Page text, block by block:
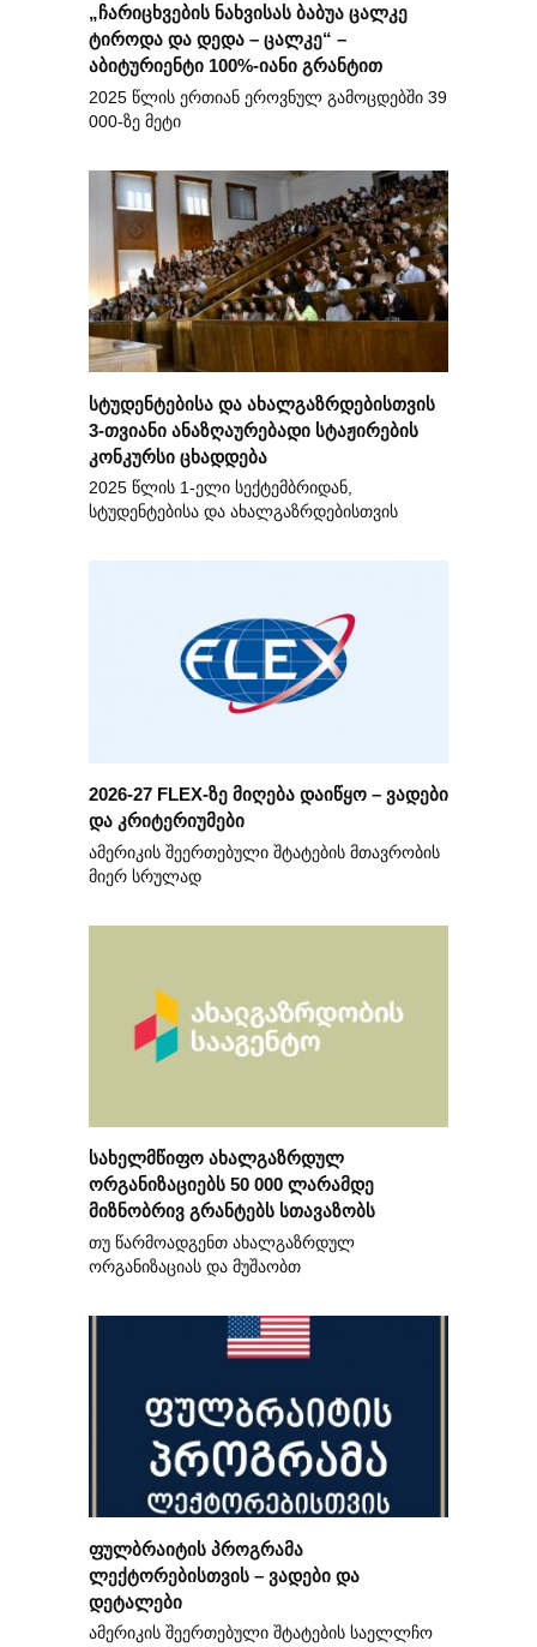
„ჩარიცხვების ნახვისას ბაბუა ცალკე
ტიროდა და დედა – ცალკე“ –
აბიტურიენტი 100%-იანი გრანტით
2025 წლის ერთიან ეროვნულ გამოცდებში 39
000-ზე მეტი
სტუდენტებისა და ახალგაზრდებისთვის
3-თვიანი ანაზღაურებადი სტაჟირების
კონკურსი ცხადდება
2025 წლის 1-ელი სექტემბრიდან,
სტუდენტებისა და ახალგაზრდებისთვის
2026-27 FLEX-ზე მიღება დაიწყო – ვადები
და კრიტერიუმები
ამერიკის შეერთებული შტატების მთავრობის
მიერ სრულად
სახელმწიფო ახალგაზრდულ
ორგანიზაციებს 50 000 ლარამდე
მიზნობრივ გრანტებს სთავაზობს
თუ წარმოადგენთ ახალგაზრდულ
ორგანიზაციას და მუშაობთ
ფულბრაიტის პროგრამა
ლექტორებისთვის – ვადები და
დეტალები
ამერიკის შეერთებული შტატების საელლჩო